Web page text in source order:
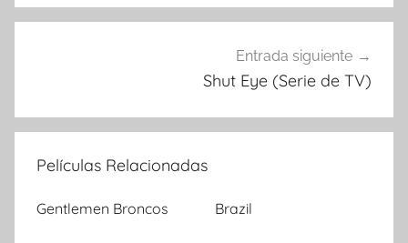
entradas
Entrada siguiente
Shut Eye (Serie de TV)
Películas Relacionadas
Gentlemen Broncos Brazil